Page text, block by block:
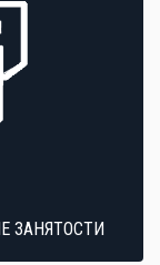
ЗАНЯТОСТИ